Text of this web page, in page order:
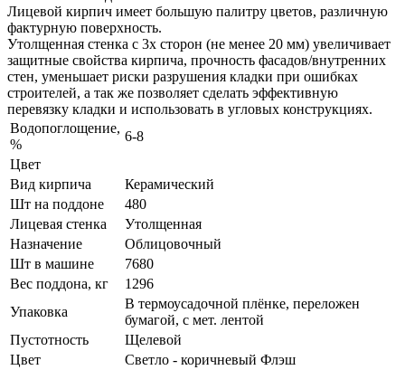
Лицевой кирпич имеет большую палитру цветов, различную
фактурную поверхность.
Утолщенная стенка с 3х сторон (не менее 20 мм) увеличивает
защитные свойства кирпича, прочность фасадов/внутренних
стен, уменьшает риски разрушения кладки при ошибках
строителей, а так же позволяет сделать эффективную
перевязку кладки и использовать в угловых конструкциях.
Водопоглощение,
%
6-8
Цвет
Вид кирпича
Керамический
Шт на поддоне
480
Лицевая стенка
Утолщенная
Назначение
Облицовочный
Шт в машине
7680
Вес поддона, кг
1296
Упаковка
В термоусадочной плёнке, переложен
бумагой, с мет. лентой
Пустотность
Щелевой
Цвет
Светло - коричневый Флэш